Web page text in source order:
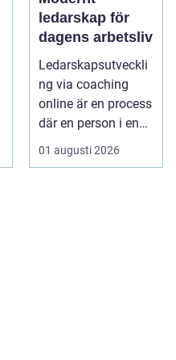
ledarskap för
dagens arbetsliv
Ledarskapsutveckli
ng via coaching
online är en process
där en person i en
ledande roll f&a...
01 augusti 2026